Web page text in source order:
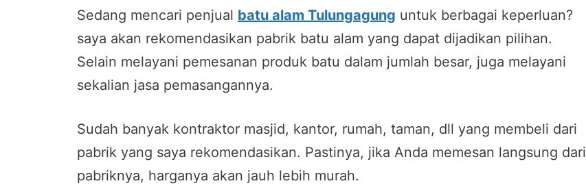
Sedang mencari penjual batu alam Tulungagung untuk berbagai keperluan?
saya akan rekomendasikan pabrik batu alam yang dapat dijadikan pilihan.
Selain melayani pemesanan produk batu dalam jumlah besar, juga melayani
sekalian jasa pemasangannya.
Sudah banyak kontraktor masjid, kantor, rumah, taman, dll yang membeli dari
pabrik yang saya rekomendasikan. Pastinya, jika Anda memesan langsung dari
pabriknya, harganya akan jauh lebih murah.